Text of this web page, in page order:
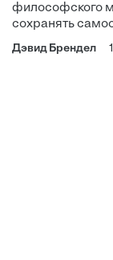
философского
сохранять
Дэвид Брендел